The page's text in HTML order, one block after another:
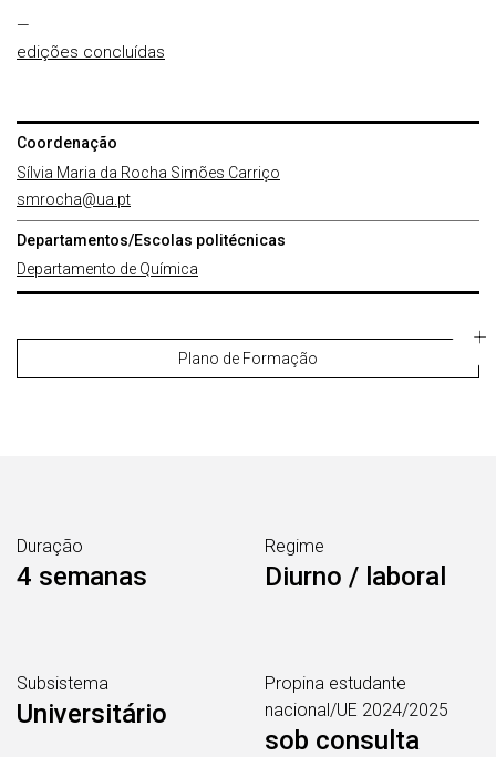
—
edições concluídas
Coordenação
Sílvia Maria da Rocha Simões Carriço
smrocha@ua.pt
Departamentos/Escolas politécnicas
Departamento de Química
Plano de Formação
Duração
4 semanas
Regime
Diurno / laboral
Subsistema
Universitário
Propina estudante
nacional/UE 2024/2025
sob consulta